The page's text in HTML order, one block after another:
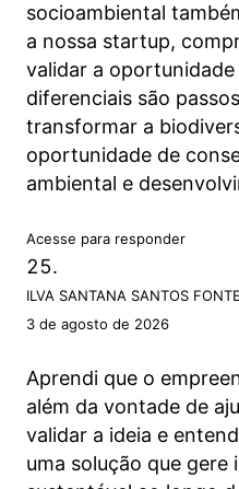
socioambiental
a nossa startup,
validar a
diferenciais são
transformar a
oportunidade de
ambiental e
Acesse para responder
ILVA SANTANA SANTOS
3 de agosto de 2026
Aprendi que o
além da vontade de
validar a ideia e
uma solução que gere